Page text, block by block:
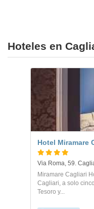
Hoteles en
Hotel Miramare
Via Roma, 59.
Miramare Cagliari
Cagliari, a solo
Tesoro y...